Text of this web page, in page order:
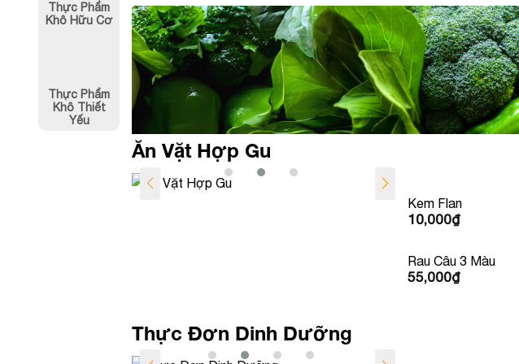
Thực Phẩm
Khô Hữu Cơ
Thực Phẩm
Khô Thiết
Yếu
Ăn Vặt Hợp Gu
Kem Flan
10,000₫
Rau Câu 3 Màu
55,000₫
Thực Đơn Dinh Dưỡng